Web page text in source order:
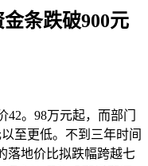
条跌破900元
。98万元起，而部门
至更低。不到三年时间
落地价比拟跌幅跨越七